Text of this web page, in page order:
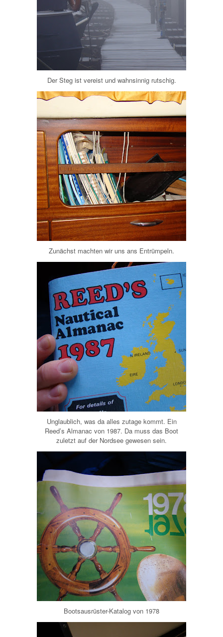
Der Steg ist vereist und wahnsinnig rutschig.
Zunächst machten wir uns ans Entrümpeln.
Unglaublich, was da alles zutage kommt. Ein
Reed’s Almanac von 1987. Da muss das Boot
zuletzt auf der Nordsee gewesen sein.
Bootsausrüster-Katalog von 1978